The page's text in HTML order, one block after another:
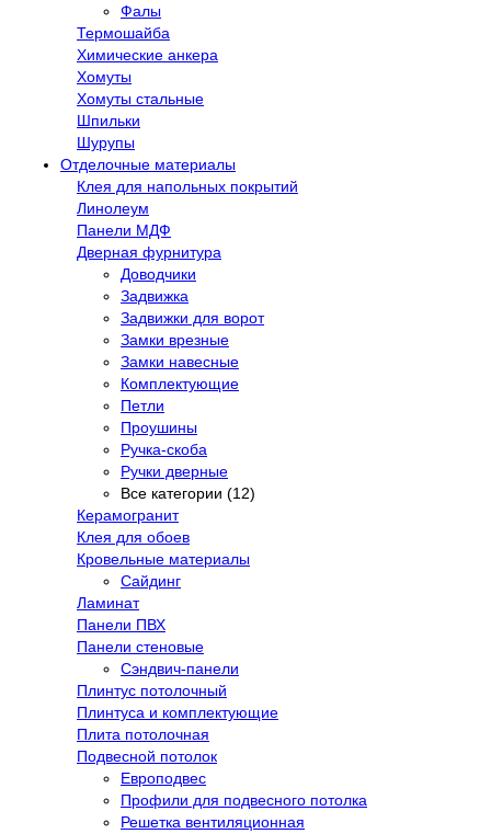
Фалы
Термошайба
Химические анкера
Хомуты
Хомуты стальные
Шпильки
Шурупы
Отделочные материалы
Клея для напольных покрытий
Линолеум
Панели МДФ
Дверная фурнитура
Доводчики
Задвижка
Задвижки для ворот
Замки врезные
Замки навесные
Комплектующие
Петли
Проушины
Ручка-скоба
Ручки дверные
Все категории (12)
Керамогранит
Клея для обоев
Кровельные материалы
Сайдинг
Ламинат
Панели ПВХ
Панели стеновые
Сэндвич-панели
Плинтус потолочный
Плинтуса и комплектующие
Плита потолочная
Подвесной потолок
Европодвес
Профили для подвесного потолка
Решетка вентиляционная